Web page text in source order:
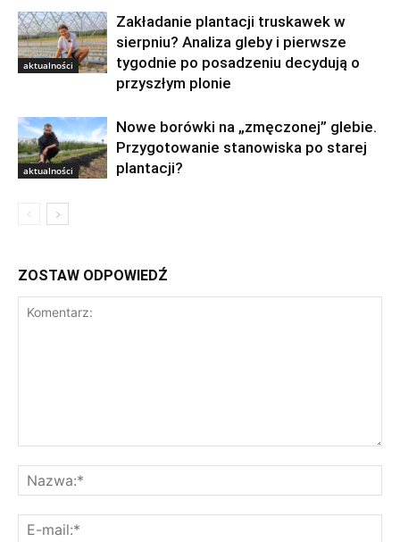
aktualności
Zakładanie plantacji truskawek w
sierpniu? Analiza gleby i pierwsze
tygodnie po posadzeniu decydują o
przyszłym plonie
aktualności
Nowe borówki na „zmęczonej” glebie.
Przygotowanie stanowiska po starej
plantacji?
ZOSTAW ODPOWIEDŹ